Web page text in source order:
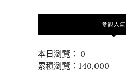
參觀人氣
本日瀏覽： 0
累積瀏覽：140,000